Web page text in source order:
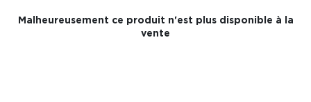
Malheureusement ce produit n'est plus disponible à la
vente